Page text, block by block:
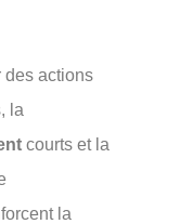
des actions
la
courts et la
la